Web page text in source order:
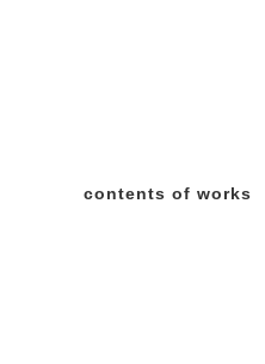
contents of works